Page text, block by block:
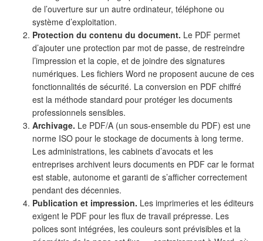
de l’ouverture sur un autre ordinateur, téléphone ou
système d’exploitation.
Protection du contenu du document. Le PDF permet
d’ajouter une protection par mot de passe, de restreindre
l’impression et la copie, et de joindre des signatures
numériques. Les fichiers Word ne proposent aucune de ces
fonctionnalités de sécurité. La conversion en PDF chiffré
est la méthode standard pour protéger les documents
professionnels sensibles.
Archivage. Le PDF/A (un sous-ensemble du PDF) est une
norme ISO pour le stockage de documents à long terme.
Les administrations, les cabinets d’avocats et les
entreprises archivent leurs documents en PDF car le format
est stable, autonome et garanti de s’afficher correctement
pendant des décennies.
Publication et impression. Les imprimeries et les éditeurs
exigent le PDF pour les flux de travail prépresse. Les
polices sont intégrées, les couleurs sont prévisibles et la